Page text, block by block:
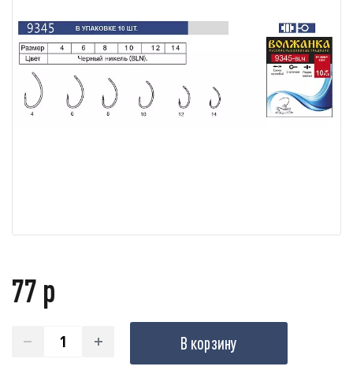
77 р
В корзину